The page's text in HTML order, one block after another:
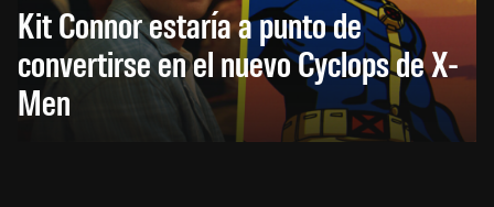
Kit Connor estaría a punto de
convertirse en el nuevo Cyclops de X-
Men